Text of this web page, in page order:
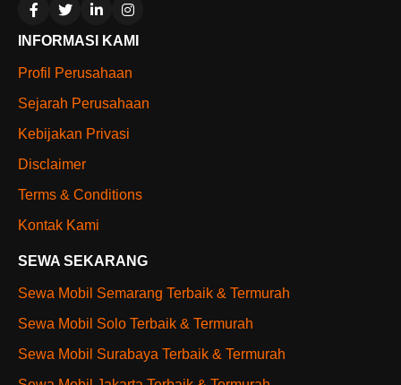
INFORMASI KAMI
Profil Perusahaan
Sejarah Perusahaan
Kebijakan Privasi
Disclaimer
Terms & Conditions
Kontak Kami
SEWA SEKARANG
Sewa Mobil Semarang Terbaik & Termurah
Sewa Mobil Solo Terbaik & Termurah
Sewa Mobil Surabaya Terbaik & Termurah